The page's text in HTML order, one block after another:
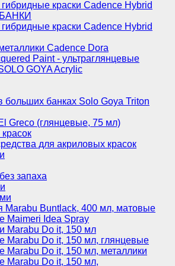
краски Cadence Hybrid
краски Cadence Hybrid
Cadence Dora
Paint - ультраглянцевые
GOYA Acrylic
больших банках Solo Goya Triton
Greco (глянцевые, 75 мл)
для акриловых красок
запаха
Marabu Buntlack, 400 мл, матовые
Maimeri Idea Spray
Marabu Do it, 150 мл
Marabu Do it, 150 мл, глянцевые
Marabu Do it, 150 мл, металлики
Marabu Do it, 150 мл,